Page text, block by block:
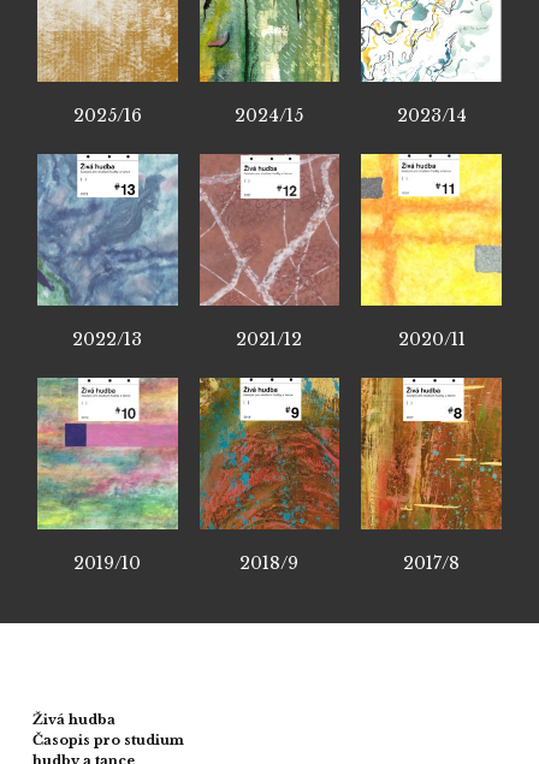
2025/16 2024/15 2023/14
2022/13 2021/12 2020/11
2019/10 2018/9 2017/8
Živá hudba
Časopis pro studium